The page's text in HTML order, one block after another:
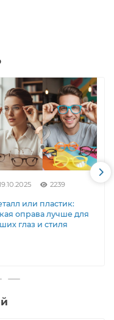
2239
или пластик:
оправа лучше для
глаз и стиля